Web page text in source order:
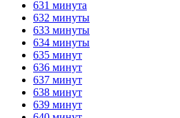
631 минута
632 минуты
633 минуты
634 минуты
635 минут
636 минут
637 минут
638 минут
639 минут